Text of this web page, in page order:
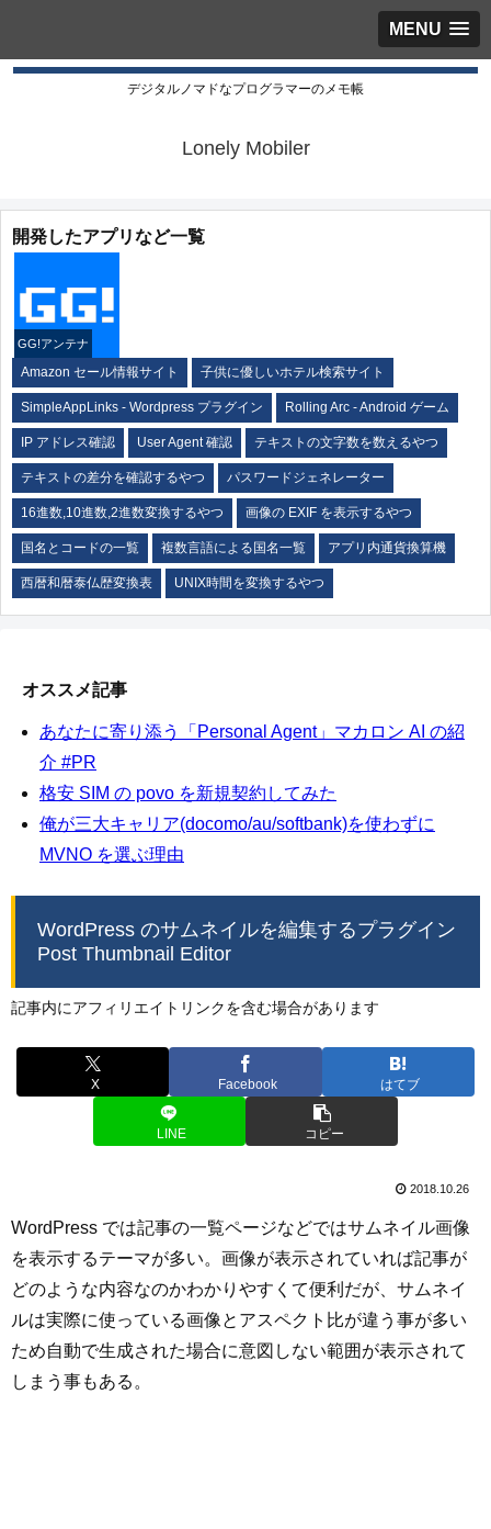
MENU
デジタルノマドなプログラマーのメモ帳
Lonely Mobiler
開発したアプリなど一覧
GG!アンテナ
Amazon セール情報サイト 子供に優しいホテル検索サイト
SimpleAppLinks - Wordpress プラグイン Rolling Arc - Android ゲーム
IP アドレス確認 User Agent 確認 テキストの文字数を数えるやつ
テキストの差分を確認するやつ パスワードジェネレーター
16進数,10進数,2進数変換するやつ 画像の EXIF を表示するやつ
国名とコードの一覧 複数言語による国名一覧 アプリ内通貨換算機
西暦和暦泰仏歴変換表 UNIX時間を変換するやつ
オススメ記事
あなたに寄り添う「Personal Agent」マカロン AI の紹
介 #PR
格安 SIM の povo を新規契約してみた
俺が三大キャリア(docomo/au/softbank)を使わずに
MVNO を選ぶ理由
WordPress のサムネイルを編集するプラグイン
Post Thumbnail Editor
記事内にアフィリエイトリンクを含む場合があります
X Facebook はてブ
LINE コピー
2018.10.26
WordPress では記事の一覧ページなどではサムネイル画像
を表示するテーマが多い。画像が表示されていれば記事が
どのような内容なのかわかりやすくて便利だが、サムネイ
ルは実際に使っている画像とアスペクト比が違う事が多い
ため自動で生成された場合に意図しない範囲が表示されて
しまう事もある。